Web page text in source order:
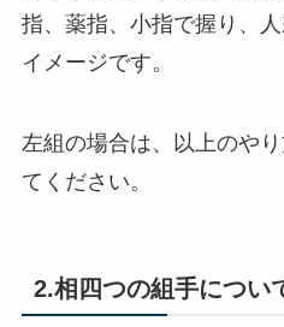
指、薬指、小指で握り、
イメージです。
左組の場合は、以上のや
てください。
2.相四つの組手につい